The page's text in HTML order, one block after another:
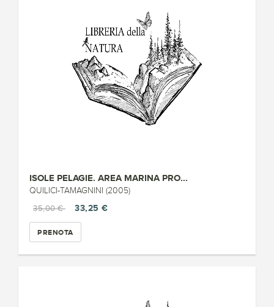
ISOLE PELAGIE. AREA MARINA PRO...
QUILICI-TAMAGNINI (2005)
35,00 €
33,25 €
PRENOTA